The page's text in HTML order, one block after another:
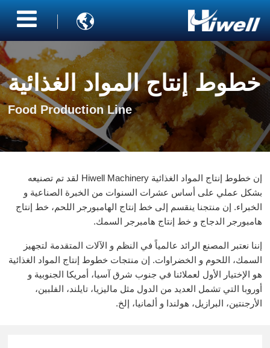

خطوط إنتاج المواد الغذائية
Food Production Line
إن خطوط إنتاج المواد الغذائية Hiwell Machinery لقد تم تصنيعه
بشكل عملي على أساس عشرات السنوات من الخبرة الصناعية و
الخبراء. إن منتجنا ينقسم إلى خط إنتاج الهامبورجر اللحم، خط إنتاج
هامبورجر الدجاج و خط إنتاج هامبرجر السمك.
إننا نعتبر المصنع الرائد عالمياً في النظم و الآلات المتقدمة لتجهيز
السمك، اللحوم و الخضراوات. إن منتجات خطوط إنتاج المواد الغذائية
هو الإختيار الأول لعملائنا في جنوب شرق آسيا، أمريكا الجنوبية و
أوروبا التي تشمل العديد من الدول مثل ماليزيا، تايلند، الفلبين،
الأرجنتين، البرازيل، هولندا و ألمانيا، إلخ.